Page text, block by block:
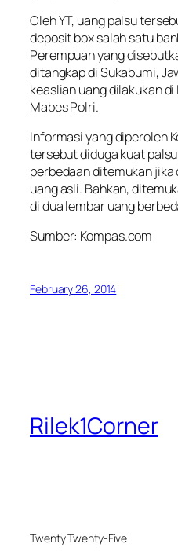
Oleh YT, uang palsu
deposit boxsalah satu
Perempuan yang
ditangkap di Sukabumi,
keaslian uang dilakukan
Mabes Polri.
Informasi yang diperoleh
tersebut diduga kuat
perbedaan ditemukan
uang asli. Bahkan,
di dua lembar uang
Sumber: Kompas.com
February 26, 2014
Rilek1Corner
Twenty Twenty-Five